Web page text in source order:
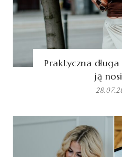
Praktyczna
ją